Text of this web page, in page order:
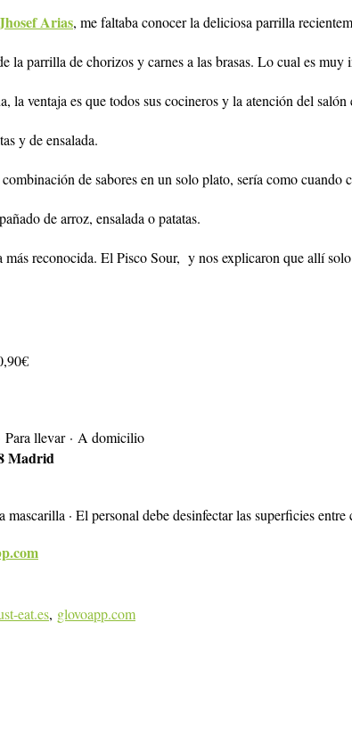
Arias, me faltaba conocer la deliciosa parrilla
la parrilla de chorizos y carnes a las brasas. Lo cual es muy
la ventaja es que todos sus cocineros y la atención del
y de ensalada.
de sabores en un solo plato, sería como cuando
de arroz, ensalada o patatas.
reconocida. El Pisco Sour, y nos explicaron que allí
Para llevar · A domicilio
Madrid
mascarilla · El personal debe desinfectar las superficies entre
eat.es, glovoapp.com